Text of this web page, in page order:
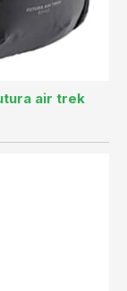
air trek